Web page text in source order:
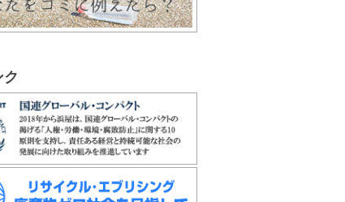
ク